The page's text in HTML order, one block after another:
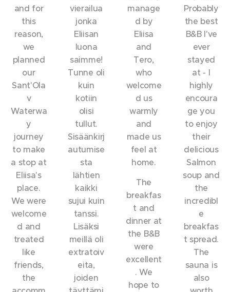
and for
this
reason,
we
planned
our
Sant'Ola
v
Waterwa
y
journey
to make
a stop at
Eliisa's
place.
We were
welcome
d and
treated
like
friends,
the
vierailua
jonka
Eliisan
luona
saimme!
Tunne oli
kuin
kotiin
olisi
tullut.
Sisäänkirj
autumise
sta
lähtien
kaikki
sujui kuin
tanssi.
Lisäksi
meillä oli
extratoiv
eita,
joiden
manage
d by
Eliisa
and
Tero,
who
welcome
d us
warmly
and
made us
feel at
home.
The
breakfas
t and
dinner at
the B&B
were
excellent
. We
hope to
Probably
the best
B&B I've
ever
stayed
at - I
highly
encoura
ge you
to enjoy
their
delicious
Salmon
soup and
the
incredibl
e
breakfas
t spread.
The
sauna is
also